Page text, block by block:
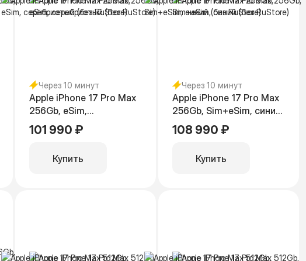
Через 10 минут
Apple iPhone 17 Pro Max
256Gb, eSim,
серебристый (без
RuStore)
101 990 ₽
Купить
Через 10 минут
Apple iPhone 17 Pro Max
256Gb, Sim+eSim, синий
(без RuStore)
108 990 ₽
Купить